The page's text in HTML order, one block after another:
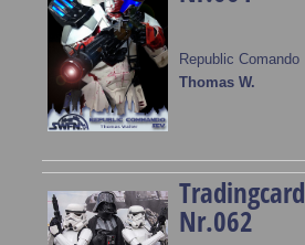
Republic Comando
Thomas W.
Tradingcard
Nr.062